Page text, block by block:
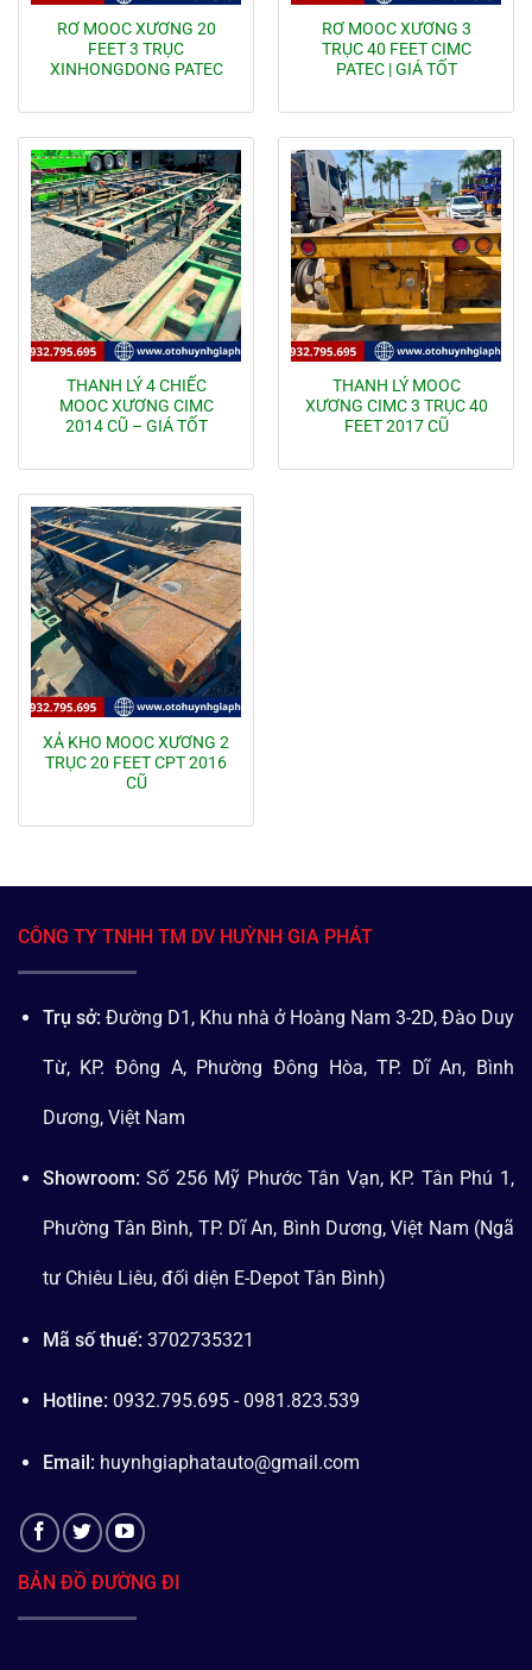
RƠ MOOC XƯƠNG 20
FEET 3 TRỤC
XINHONGDONG PATEC
RƠ MOOC XƯƠNG 3
TRỤC 40 FEET CIMC
PATEC | GIÁ TỐT
THANH LÝ 4 CHIẾC
MOOC XƯƠNG CIMC
2014 CŨ – GIÁ TỐT
THANH LÝ MOOC
XƯƠNG CIMC 3 TRỤC 40
FEET 2017 CŨ
XẢ KHO MOOC XƯƠNG 2
TRỤC 20 FEET CPT 2016
CŨ
CÔNG TY TNHH TM DV HUỲNH GIA PHÁT
Trụ sở: Đường D1, Khu nhà ở Hoàng Nam 3-2D, Đào Duy
Từ, KP. Đông A, Phường Đông Hòa, TP. Dĩ An, Bình
Dương, Việt Nam
Showroom: Số 256 Mỹ Phước Tân Vạn, KP. Tân Phú 1,
Phường Tân Bình, TP. Dĩ An, Bình Dương, Việt Nam (Ngã
tư Chiêu Liêu, đối diện E-Depot Tân Bình)
Mã số thuế: 3702735321
Hotline: 0932.795.695 - 0981.823.539
Email: huynhgiaphatauto@gmail.com
BẢN ĐỒ ĐƯỜNG ĐI